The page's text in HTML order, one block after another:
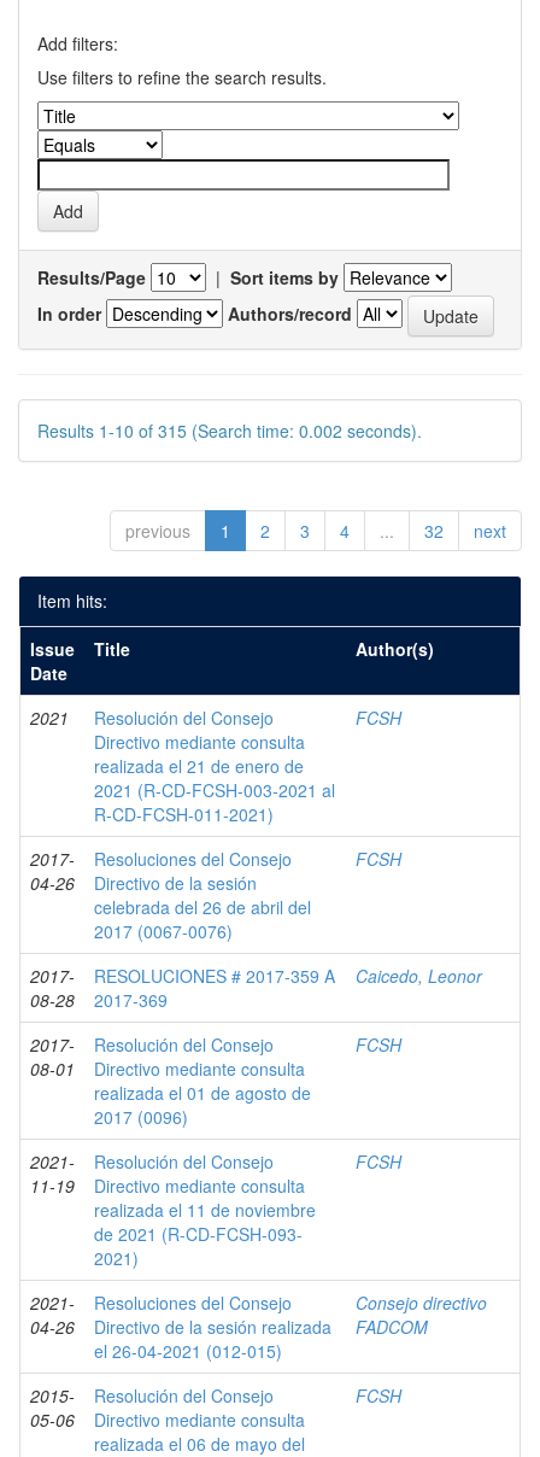
Add filters:
Use filters to refine the search results.
Results/Page | Sort items by
In order
Authors/record
Results 1-10 of 315 (Search time: 0.002 seconds).
previous 1 2 3 4 ... 32 next
Item hits:
Issue
Date
Title Author(s)
2021
Resolución del Consejo
Directivo mediante consulta
realizada el 21 de enero de
2021 (R-CD-FCSH-003-2021 al
R-CD-FCSH-011-2021)
FCSH
2017-
04-26
Resoluciones del Consejo
Directivo de la sesión
celebrada del 26 de abril del
2017 (0067-0076)
FCSH
2017-
08-28
RESOLUCIONES # 2017-359 A
2017-369
Caicedo, Leonor
2017-
08-01
Resolución del Consejo
Directivo mediante consulta
realizada el 01 de agosto de
2017 (0096)
FCSH
2021-
11-19
Resolución del Consejo
Directivo mediante consulta
realizada el 11 de noviembre
de 2021 (R-CD-FCSH-093-
2021)
FCSH
2021-
04-26
Resoluciones del Consejo
Directivo de la sesión realizada
el 26-04-2021 (012-015)
Consejo directivo
FADCOM
2015-
05-06
Resolución del Consejo
Directivo mediante consulta
realizada el 06 de mayo del
FCSH